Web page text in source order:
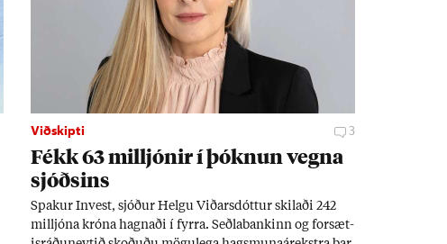
Viðskipti 3
Fékk 63 millj­ón­ir í þókn­un vegna
sjóðs­ins
Spak­ur In­vest, sjóð­ur Helgu Við­ars­dótt­ur skil­aði 242
millj­óna króna hagn­aði í fyrra. Seðla­bank­inn og for­sæt­